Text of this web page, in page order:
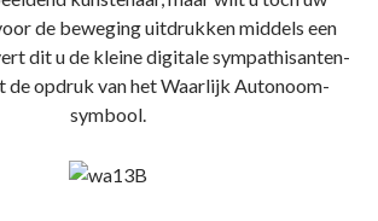
de beweging uitdrukken middels een
dit u de kleine digitale sympathisanten-
de opdruk van het Waarlijk Autonoom-
symbool.